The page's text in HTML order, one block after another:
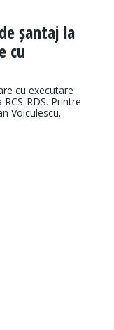
șantaj la
cu
cu executare
RDS. Printre
Voiculescu.